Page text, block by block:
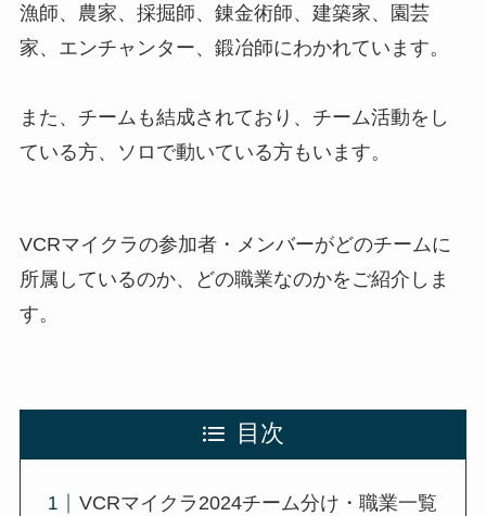
漁師、農家、採掘師、錬金術師、建築家、園芸
家、エンチャンター、鍛冶師にわかれています。
また、チームも結成されており、チーム活動をし
ている方、ソロで動いている方もいます。
VCRマイクラの参加者・メンバーがどのチームに
所属しているのか、どの職業なのかをご紹介しま
す。
目次
VCRマイクラ2024チーム分け・職業一覧